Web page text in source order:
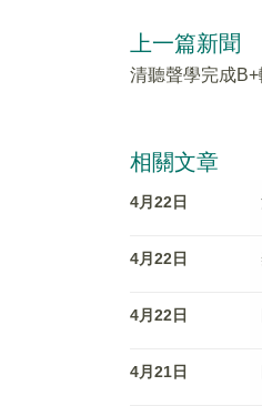
上一篇新聞
清聽聲學完成
相關文章
4月22日
4月22日
4月22日
4月21日